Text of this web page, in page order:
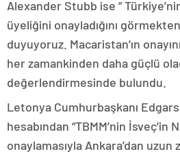
Alexander Stubb ise ”
üyeliğini onayladığını
duyuyoruz. Macaristan’ın
her zamankinden daha güçlü
değerlendirmesinde bulundu.
Letonya Cumhurbaşkanı
hesabından “TBMM’nin İsveç’in
onaylamasıyla Ankara’dan uzun